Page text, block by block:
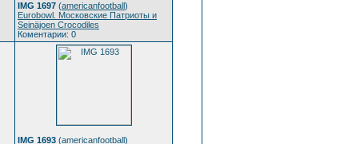
IMG 1697 (americanfootball)
Eurobowl. Московские Патриоты и
Seinäjoen Crocodiles
Коментарии: 0
IMG 1693 (americanfootball)